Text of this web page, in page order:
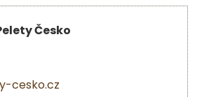
Česko
cesko.cz